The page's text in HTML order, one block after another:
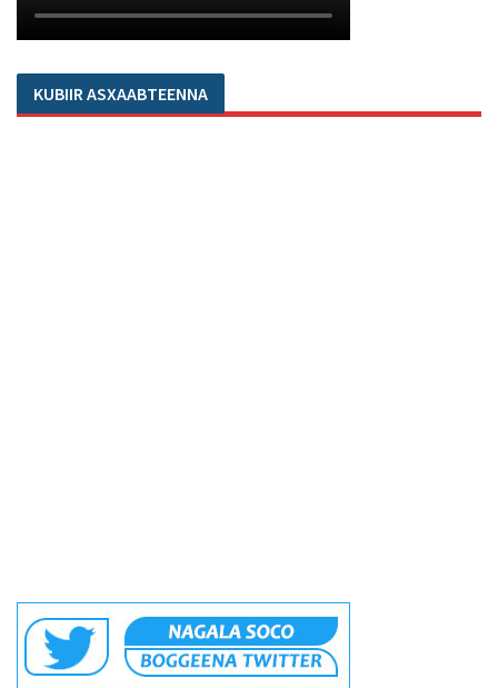
KUBIIR ASXAABTEENNA